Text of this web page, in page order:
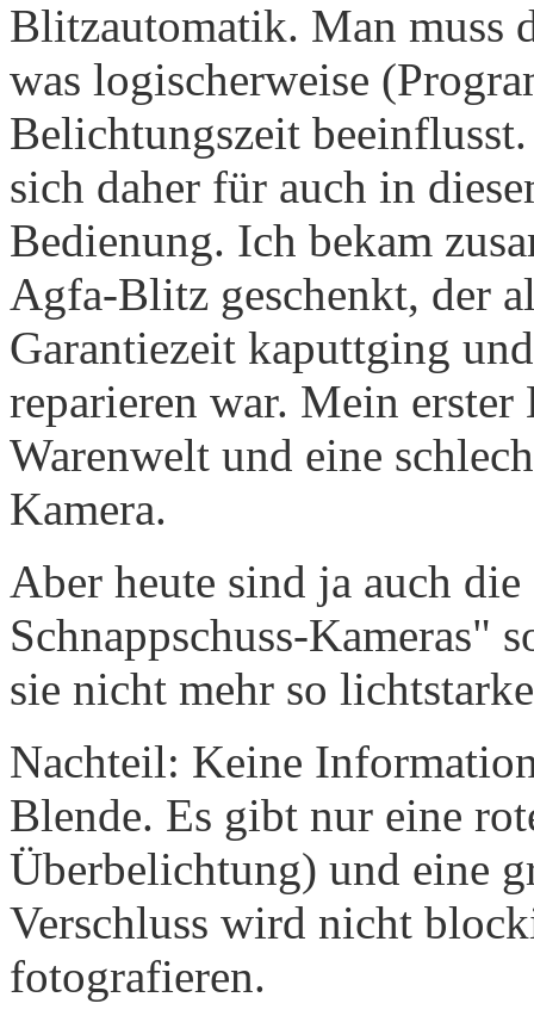
Blitzautomatik. Man muss
was logischerweise
Belichtungszeit
sich daher für auch in
Bedienung. Ich bekam
Agfa-Blitz geschenkt, der
Garantiezeit kaputtging
reparieren war. Mein
Warenwelt und eine
Kamera.
Aber heute sind ja auch
Schnappschuss-Kameras"
sie nicht mehr so
Nachteil: Keine
Blende. Es gibt nur eine
Überbelichtung) und eine
Verschluss wird nicht
fotografieren.